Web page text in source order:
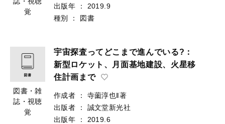
覚
出版年
：
2019.9
種別
： 図書
図書・雑
誌・視聴
覚
宇宙探査ってどこまで進んでいる?：
新型ロケット、月面基地建設、火星移
住計画まで
作成者 ：
寺薗淳也‖著
出版者
：
誠文堂新光社
出版年
：
2019.6